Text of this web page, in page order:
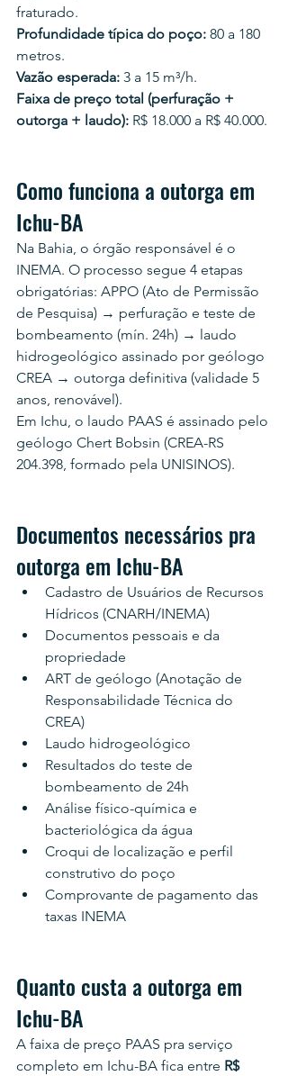
fraturado.
Profundidade típica do poço: 80 a 180
metros.
Vazão esperada: 3 a 15 m³/h.
Faixa de preço total (perfuração +
outorga + laudo): R$ 18.000 a R$ 40.000.
Como funciona a outorga em
Ichu-BA
Na Bahia, o órgão responsável é o
INEMA. O processo segue 4 etapas
obrigatórias: APPO (Ato de Permissão
de Pesquisa) → perfuração e teste de
bombeamento (mín. 24h) → laudo
hidrogeológico assinado por geólogo
CREA → outorga definitiva (validade 5
anos, renovável).
Em Ichu, o laudo PAAS é assinado pelo
geólogo Chert Bobsin (CREA-RS
204.398, formado pela UNISINOS).
Documentos necessários pra
outorga em Ichu-BA
Cadastro de Usuários de Recursos
Hídricos (CNARH/INEMA)
Documentos pessoais e da
propriedade
ART de geólogo (Anotação de
Responsabilidade Técnica do
CREA)
Laudo hidrogeológico
Resultados do teste de
bombeamento de 24h
Análise físico-química e
bacteriológica da água
Croqui de localização e perfil
construtivo do poço
Comprovante de pagamento das
taxas INEMA
Quanto custa a outorga em
Ichu-BA
A faixa de preço PAAS pra serviço
completo em Ichu-BA fica entre R$